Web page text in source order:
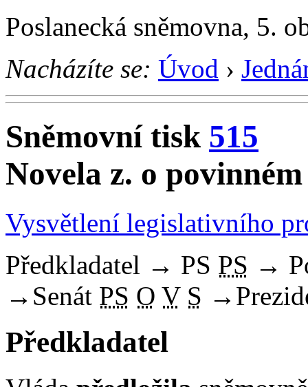
Poslanecká sněmovna, 5.
Nacházíte se: Úvod ›
Sněmovní tisk 515
Novela z. o
Vysvětlení legislativního
Předkladatel → PS PS →
→ Senát PS O V S →
Předkladatel